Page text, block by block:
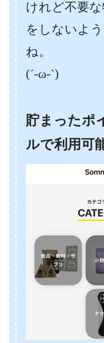
けれど不要
をしないよ
ね。
(´-ω-`)
貯まったポ
ルで利用可